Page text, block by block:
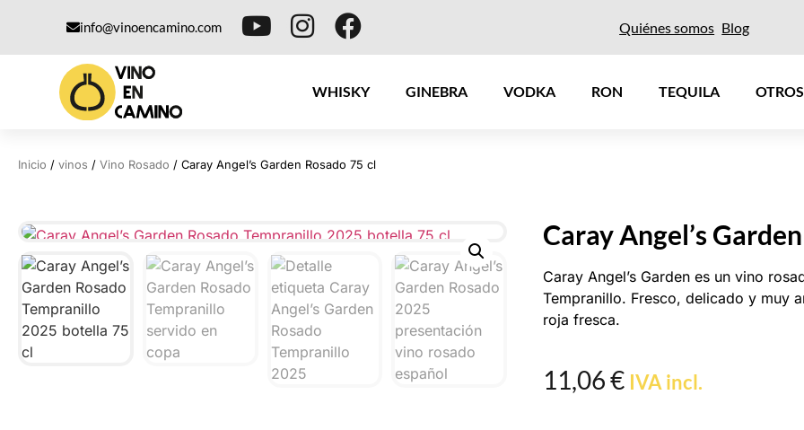
info@vinoencamino.com Quiénes somos Blog
WHISKY GINEBRA VODKA RON TEQUILA
Inicio / vinos / Vino Rosado / Caray Angel’s Garden Rosado 75 cl
Caray Angel’s
Caray Angel’s Garden es un vino
Tempranillo. Fresco, delicado y muy
roja fresca.
11,06€ IVA incl.